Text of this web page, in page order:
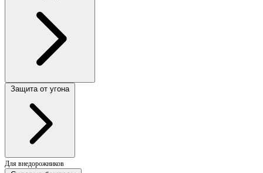
Защита от угона
Для внедорожников